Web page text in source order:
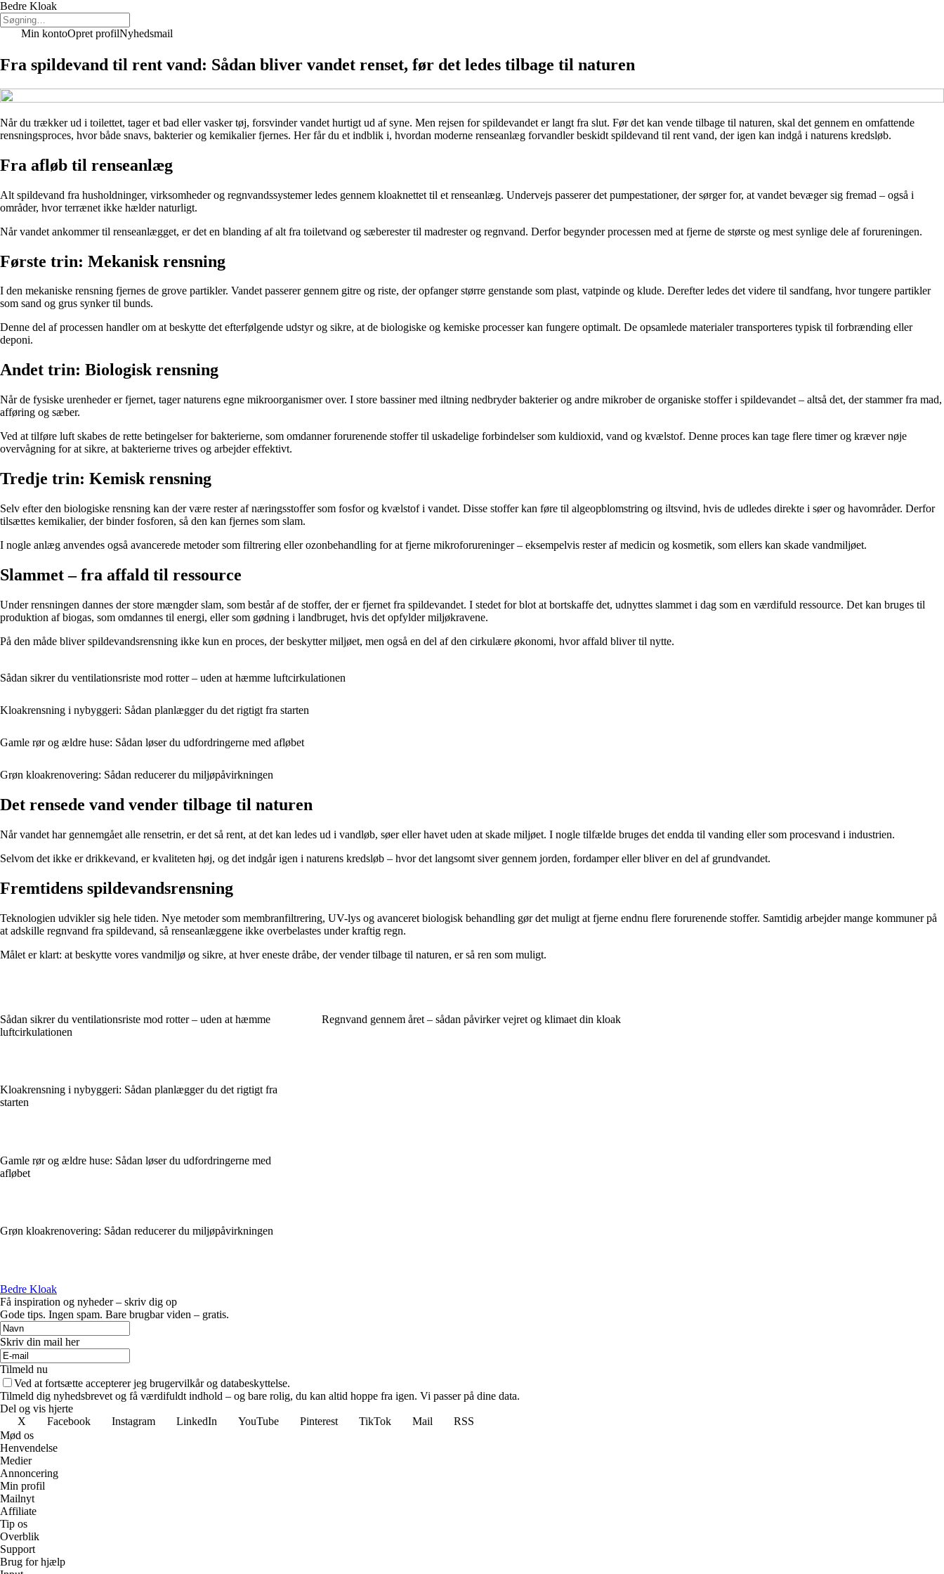
Bedre Kloak
Min kontoOpret profilNyhedsmail
Fra spildevand til rent vand: Sådan bliver vandet renset, før det ledes tilbage til naturen
Når du trækker ud i toilettet, tager et bad eller vasker tøj, forsvinder vandet hurtigt ud af syne. Men rejsen for spildevandet er langt fra slut. Før det kan vende tilbage til naturen, skal det gennem en omfattende
rensningsproces, hvor både snavs, bakterier og kemikalier fjernes. Her får du et indblik i, hvordan moderne renseanlæg forvandler beskidt spildevand til rent vand, der igen kan indgå i naturens kredsløb.
Fra afløb til renseanlæg
Alt spildevand fra husholdninger, virksomheder og regnvandssystemer ledes gennem kloaknettet til et renseanlæg. Undervejs passerer det pumpestationer, der sørger for, at vandet bevæger sig fremad – også i
områder, hvor terrænet ikke hælder naturligt.
Når vandet ankommer til renseanlægget, er det en blanding af alt fra toiletvand og sæberester til madrester og regnvand. Derfor begynder processen med at fjerne de største og mest synlige dele af forureningen.
Første trin: Mekanisk rensning
I den mekaniske rensning fjernes de grove partikler. Vandet passerer gennem gitre og riste, der opfanger større genstande som plast, vatpinde og klude. Derefter ledes det videre til sandfang, hvor tungere partikler
som sand og grus synker til bunds.
Denne del af processen handler om at beskytte det efterfølgende udstyr og sikre, at de biologiske og kemiske processer kan fungere optimalt. De opsamlede materialer transporteres typisk til forbrænding eller
deponi.
Andet trin: Biologisk rensning
Når de fysiske urenheder er fjernet, tager naturens egne mikroorganismer over. I store bassiner med iltning nedbryder bakterier og andre mikrober de organiske stoffer i spildevandet – altså det, der stammer fra mad,
afføring og sæber.
Ved at tilføre luft skabes de rette betingelser for bakterierne, som omdanner forurenende stoffer til uskadelige forbindelser som kuldioxid, vand og kvælstof. Denne proces kan tage flere timer og kræver nøje
overvågning for at sikre, at bakterierne trives og arbejder effektivt.
Tredje trin: Kemisk rensning
Selv efter den biologiske rensning kan der være rester af næringsstoffer som fosfor og kvælstof i vandet. Disse stoffer kan føre til algeopblomstring og iltsvind, hvis de udledes direkte i søer og havområder. Derfor
tilsættes kemikalier, der binder fosforen, så den kan fjernes som slam.
I nogle anlæg anvendes også avancerede metoder som filtrering eller ozonbehandling for at fjerne mikroforureninger – eksempelvis rester af medicin og kosmetik, som ellers kan skade vandmiljøet.
Slammet – fra affald til ressource
Under rensningen dannes der store mængder slam, som består af de stoffer, der er fjernet fra spildevandet. I stedet for blot at bortskaffe det, udnyttes slammet i dag som en værdifuld ressource. Det kan bruges til
produktion af biogas, som omdannes til energi, eller som gødning i landbruget, hvis det opfylder miljøkravene.
På den måde bliver spildevandsrensning ikke kun en proces, der beskytter miljøet, men også en del af den cirkulære økonomi, hvor affald bliver til nytte.
Sådan sikrer du ventilationsriste mod rotter – uden at hæmme luftcirkulationen
Kloakrensning i nybyggeri: Sådan planlægger du det rigtigt fra starten
Gamle rør og ældre huse: Sådan løser du udfordringerne med afløbet
Grøn kloakrenovering: Sådan reducerer du miljøpåvirkningen
Det rensede vand vender tilbage til naturen
Når vandet har gennemgået alle rensetrin, er det så rent, at det kan ledes ud i vandløb, søer eller havet uden at skade miljøet. I nogle tilfælde bruges det endda til vanding eller som procesvand i industrien.
Selvom det ikke er drikkevand, er kvaliteten høj, og det indgår igen i naturens kredsløb – hvor det langsomt siver gennem jorden, fordamper eller bliver en del af grundvandet.
Fremtidens spildevandsrensning
Teknologien udvikler sig hele tiden. Nye metoder som membranfiltrering, UV-lys og avanceret biologisk behandling gør det muligt at fjerne endnu flere forurenende stoffer. Samtidig arbejder mange kommuner på
at adskille regnvand fra spildevand, så renseanlæggene ikke overbelastes under kraftig regn.
Målet er klart: at beskytte vores vandmiljø og sikre, at hver eneste dråbe, der vender tilbage til naturen, er så ren som muligt.
Sådan sikrer du ventilationsriste mod rotter – uden at hæmme
luftcirkulationen
Kloakrensning i nybyggeri: Sådan planlægger du det rigtigt fra
starten
Gamle rør og ældre huse: Sådan løser du udfordringerne med
afløbet
Grøn kloakrenovering: Sådan reducerer du miljøpåvirkningen
Regnvand gennem året – sådan påvirker vejret og klimaet din kloak
Bedre Kloak
Få inspiration og nyheder – skriv dig op
Gode tips. Ingen spam. Bare brugbar viden – gratis.
Skriv din mail her
Tilmeld nu
Ved at fortsætte accepterer jeg brugervilkår og databeskyttelse.
Tilmeld dig nyhedsbrevet og få værdifuldt indhold – og bare rolig, du kan altid hoppe fra igen. Vi passer på dine data.
Del og vis hjerte
X
Facebook Instagram LinkedIn YouTube Pinterest TikTok Mail
RSS
Mød os
Henvendelse
Medier
Annoncering
Min profil
Mailnyt
Affiliate
Tip os
Overblik
Support
Brug for hjælp